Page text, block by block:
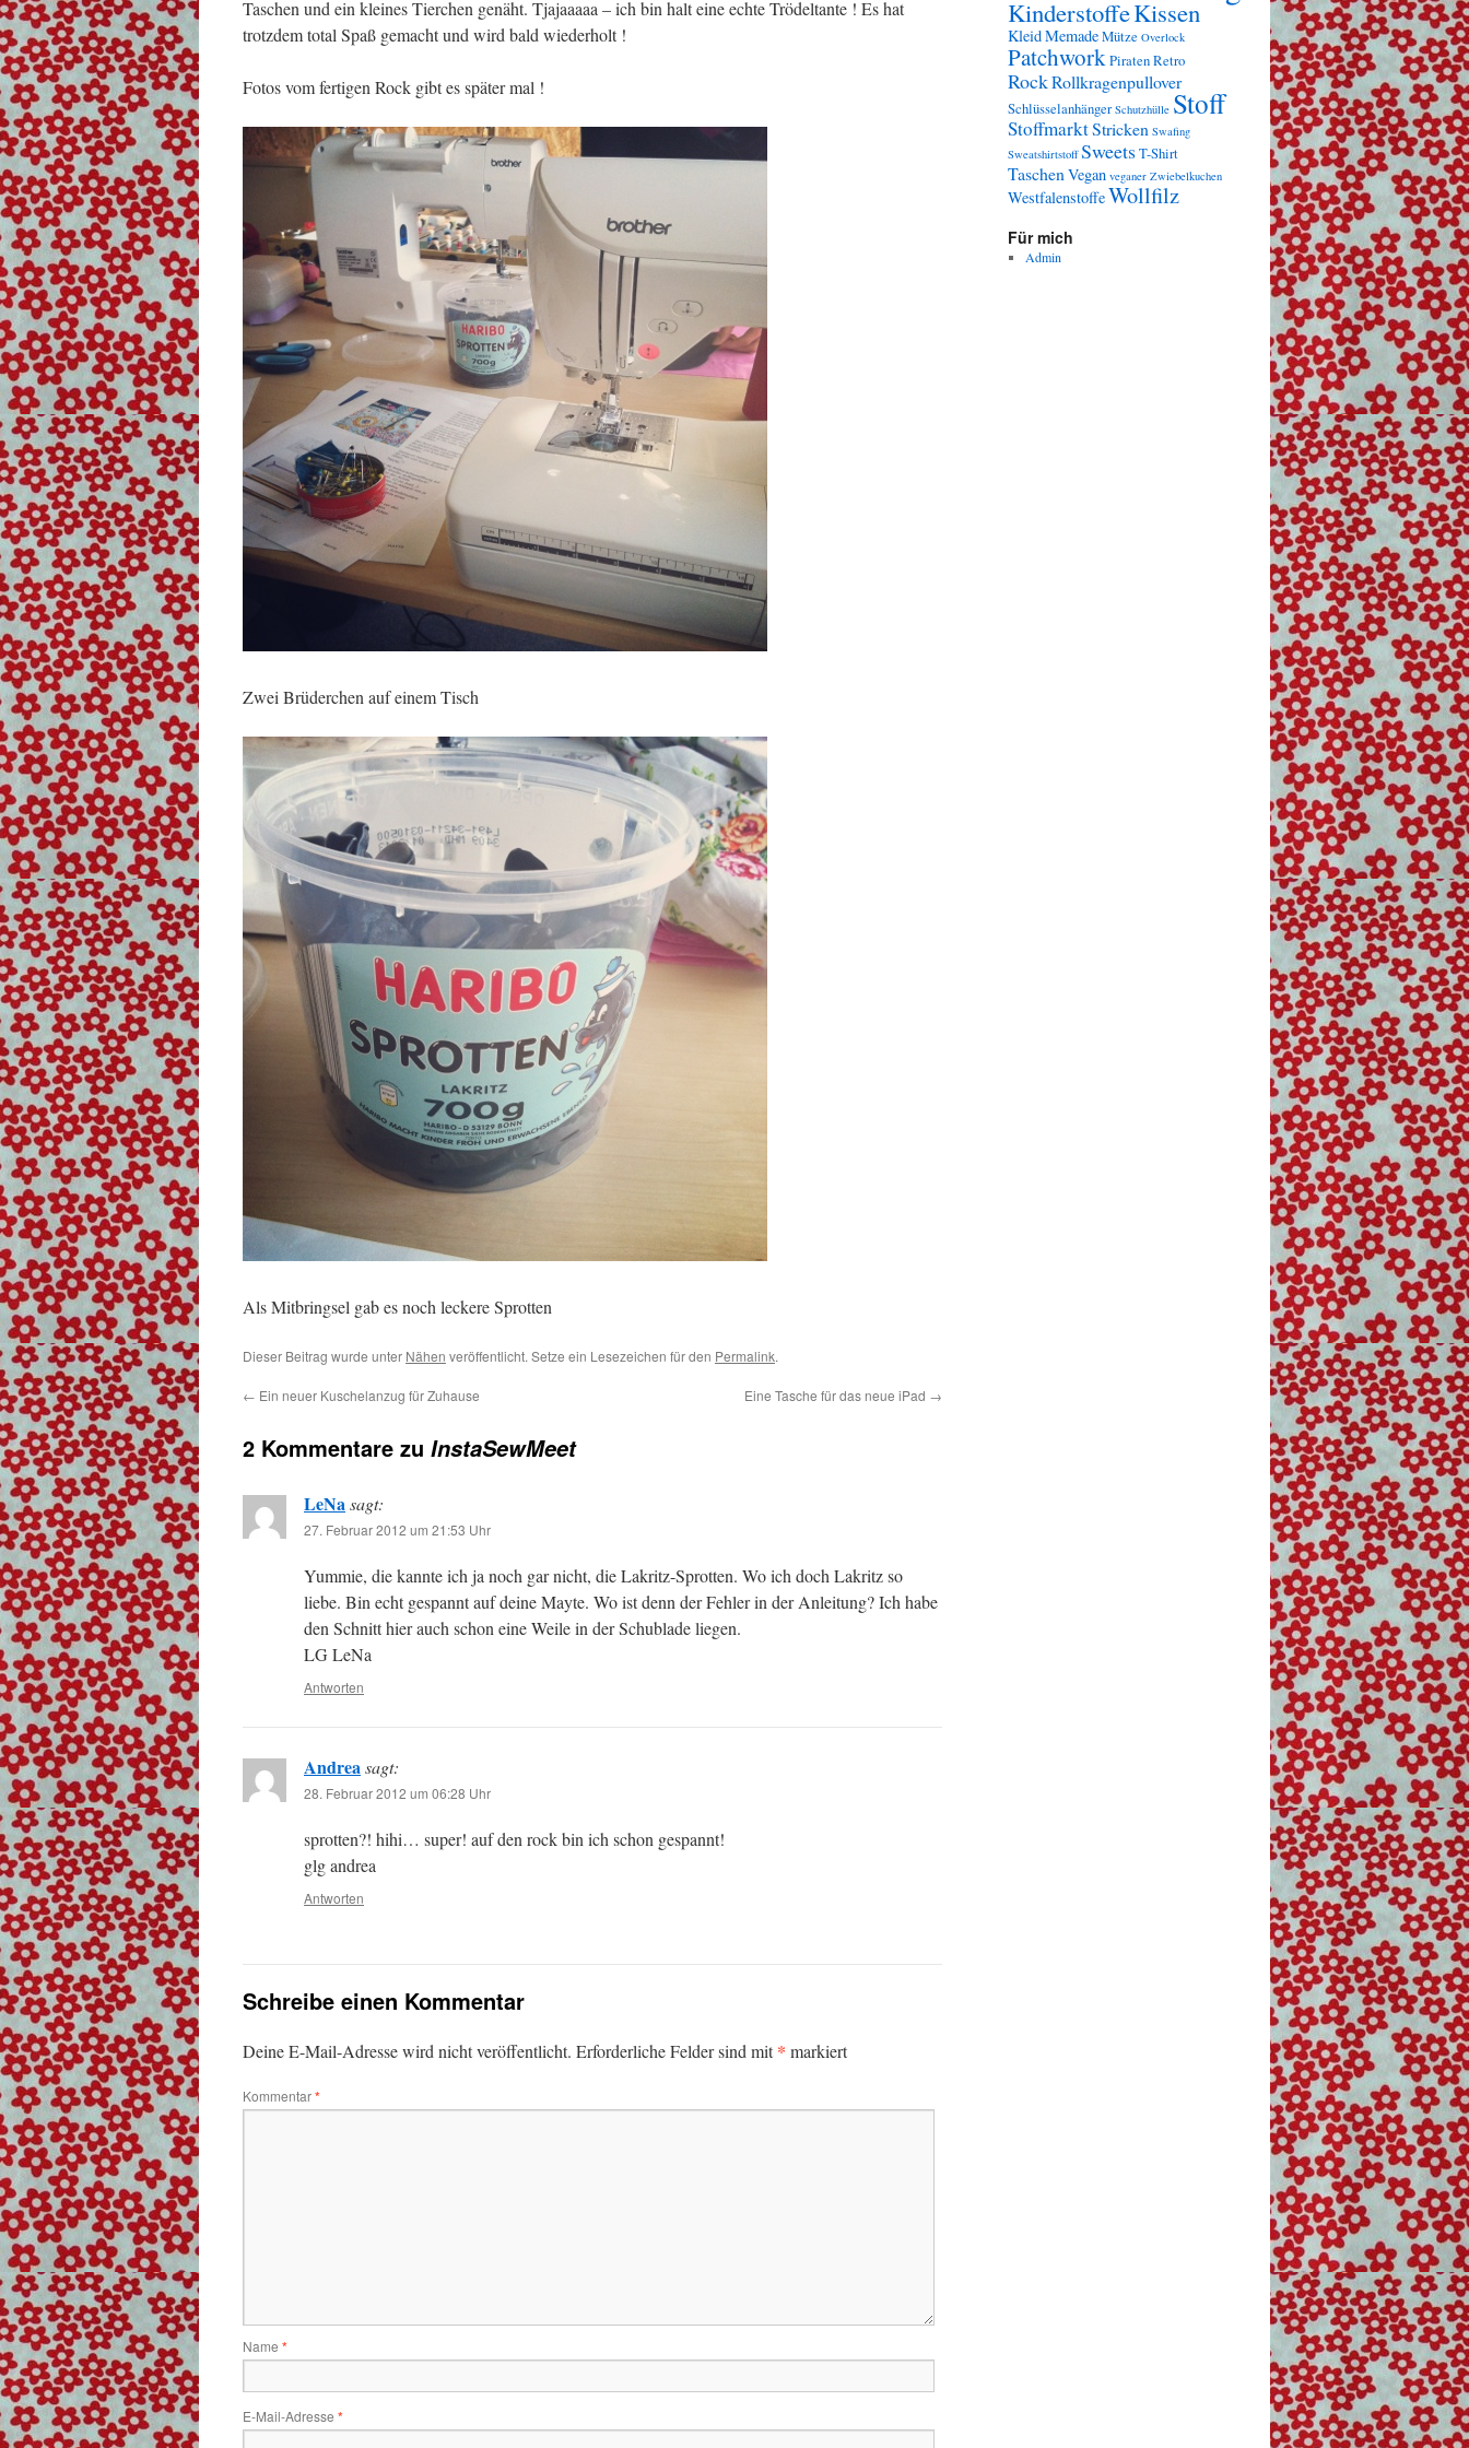
Taschen und ein kleines Tierchen genäht. Tjajaaaaa – ich bin halt eine echte Trödeltante ! Es hat
trotzdem total Spaß gemacht und wird bald wiederholt !
Fotos vom fertigen Rock gibt es später mal !
Zwei Brüderchen auf einem Tisch
Als Mitbringsel gab es noch leckere Sprotten
Dieser Beitrag wurde unter Nähen veröffentlicht. Setze ein Lesezeichen für den Permalink.
← Ein neuer Kuschelanzug für Zuhause Eine Tasche für das neue iPad →
2 Kommentare zu InstaSewMeet
LeNasagt:
27. Februar 2012 um 21:53 Uhr
Yummie, die kannte ich ja noch gar nicht, die Lakritz-Sprotten. Wo ich doch Lakritz so
liebe. Bin echt gespannt auf deine Mayte. Wo ist denn der Fehler in der Anleitung? Ich habe
den Schnitt hier auch schon eine Weile in der Schublade liegen.
LG LeNa
Antworten
Andreasagt:
28. Februar 2012 um 06:28 Uhr
sprotten?! hihi… super! auf den rock bin ich schon gespannt!
glg andrea
Antworten
Schreibe einen Kommentar
Deine E-Mail-Adresse wird nicht veröffentlicht. Erforderliche Felder sind mit* markiert
Kommentar*
Name *
E-Mail-Adresse *
KinderstoffeKissen
KleidMemadeMütze Overlock
PatchworkPiratenRetro
RockRollkragenpullover
Schlüsselanhänger Schutzhülle Stoff
StoffmarktStricken Swafing
Sweatshirtstoff SweetsT-Shirt
Taschen Vegan veganer Zwiebelkuchen
WestfalenstoffeWollfilz
Für mich
Admin